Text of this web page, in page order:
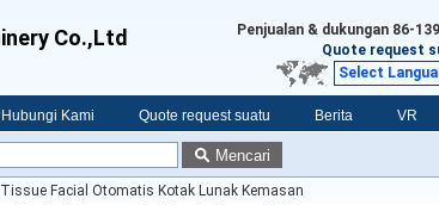
Co.,Ltd Penjualan & dukungan 86-
Quote request
Select
Hubungi Kami Quote request suatu Berita VR
Mencari
Facial Otomatis Kotak Lunak Kemasan